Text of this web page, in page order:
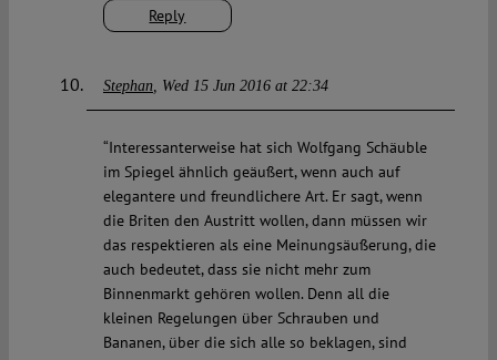
Reply
Stephan Wed 15 Jun 2016 at 22:34
“Interessanterweise hat sich Wolfgang Schäuble
im Spiegel ähnlich geäußert, wenn auch auf
elegantere und freundlichere Art. Er sagt, wenn
die Briten den Austritt wollen, dann müssen wir
das respektieren als eine Meinungsäußerung, die
auch bedeutet, dass sie nicht mehr zum
Binnenmarkt gehören wollen. Denn all die
kleinen Regelungen über Schrauben und
Bananen, über die sich alle so beklagen, sind